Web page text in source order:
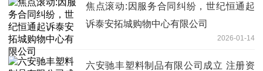
焦点滚动:因服务合同纠纷，世纪恒通起
诉泰安拓城购物中心有限公司
2026-01-14
六安驰丰塑料制品有限公司成立 注册资